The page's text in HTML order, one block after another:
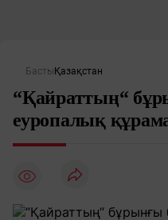
Басты Қазақстан
“Қайраттың“
еуропалық